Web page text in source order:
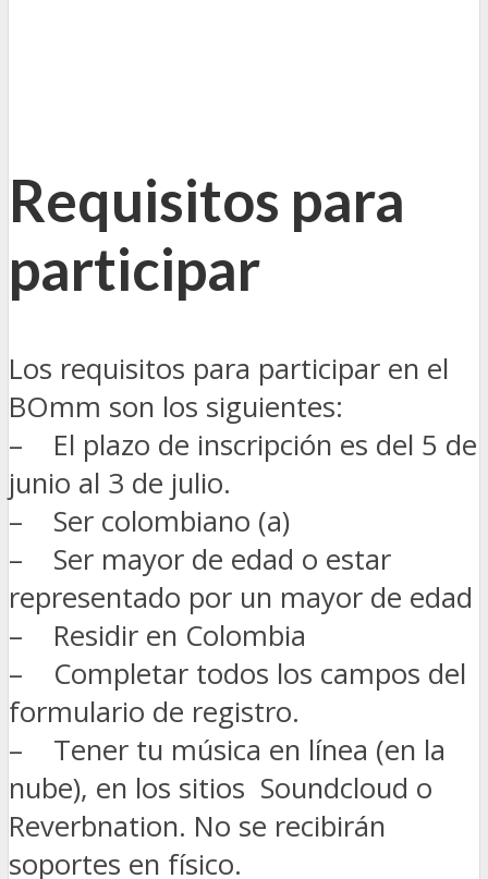
Requisitos para
participar
Los requisitos para participar en el
BOmm son los siguientes:
– El plazo de inscripción es del 5 de
junio al 3 de julio.
– Ser colombiano (a)
– Ser mayor de edad o estar
representado por un mayor de edad
– Residir en Colombia
– Completar todos los campos del
formulario de registro.
– Tener tu música en línea (en la
nube), en los sitios Soundcloud o
Reverbnation. No se recibirán
soportes en físico.